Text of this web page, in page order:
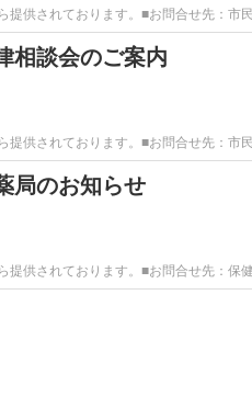
提供されております。■お問合せ先：
相談会のご案内
提供されております。■お問合せ先：
局のお知らせ
提供されております。■お問合せ先：